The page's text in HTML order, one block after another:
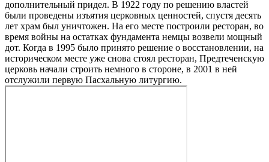
дополнительный придел. В 1922 году по решению властей
были проведены изъятия церковных ценностей, спустя десять
лет храм был уничтожен. На его месте построили ресторан, во
время войны на остатках фундамента немцы возвели мощный
дот. Когда в 1995 было принято решение о восстановлении, на
историческом месте уже снова стоял ресторан, Предтеченскую
церковь начали строить немного в стороне, в 2001 в ней
отслужили первую Пасхальную литургию.